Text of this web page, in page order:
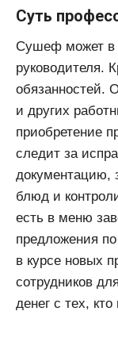
Суть
Сушеф может в
руководителя.
обязанностей.
и других
приобретение
следит за
документацию,
блюд и
есть в меню
предложения
в курсе новых
сотрудников
денег с тех,